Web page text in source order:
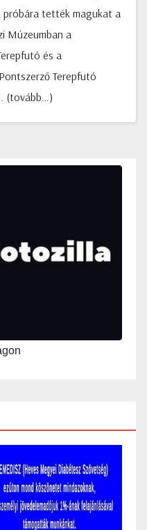
tették magukat a
Múzeumban a
és a
Terepfutó
(tovább…)